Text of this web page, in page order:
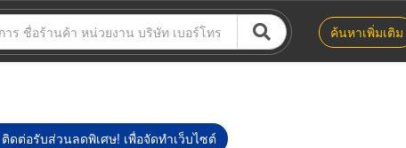
ค้นหาเพิ่มเติม
ดต่อรับส่วนลดพิเศษ! เพื่อจัดทำเว็บไซต์